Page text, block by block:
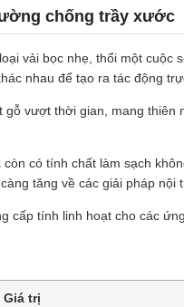
chống trầy xước
vải bọc nhẹ, thổi một
nhau để tạo ra tác động
vượt thời gian, mang
có tính chất làm sạch
tăng về các giải pháp nội
tính linh hoạt cho các
Giá trị